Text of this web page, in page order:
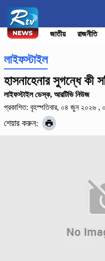
জাতীয় রাজনীতি
লাইফস্টাইল
হাসনাহেনার সুগন্ধে কী
লাইফস্টাইল ডেস্ক, আরটিভি নিউজ
প্রকাশিত: বৃহস্পতিবার, ০৪ জুন ২০২৬ ,
শেয়ার করুন: